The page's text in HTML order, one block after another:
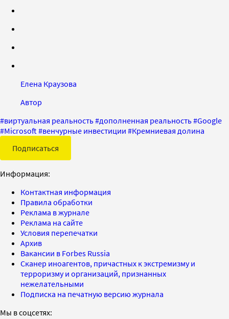
Елена Краузова
Автор
#виртуальная реальность#дополненная реальность#Google
#Microsoft#венчурные инвестиции #Кремниевая долина
Подписаться
Информация:
Контактная информация
Правила обработки
Реклама в журнале
Реклама на сайте
Условия перепечатки
Архив
Вакансии в Forbes Russia
Сканер иноагентов, причастных к экстремизму и
терроризму и организаций, признанных
нежелательными
Подписка на печатную версию журнала
Мы в соцсетях: